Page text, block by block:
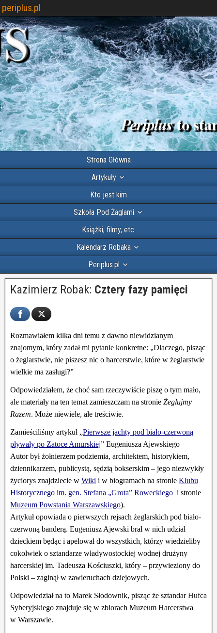
periplus.pl
Strona Główna
Artykuły
Kto jest kim
Szkoła Pod Żaglami
Książki, filmy, etc.
Kalendarz Robaka
Periplus.pl
Kazimierz Robak: Cztery fazy pamięci
Rozmawiałem kilka dni temu z dawno niewidzianym
znajomym, który zadał mi pytanie konkretne: „Dlaczego, pisząc
o żeglarstwie, nie piszesz nic o harcerstwie, które w żeglarstwie
wielkie ma zasługi?”
Odpowiedziałem, że choć sam rzeczywiście piszę o tym mało,
ale materiały na ten temat zamieszczam na stronie Żeglujmy
Razem. Może niewiele, ale treściwie.
Zamieściliśmy artykuł „Pierwsze jachty pod biało-czerwoną
pływały po Zatoce Amurskiej” Eugeniusza Ajewskiego
Autor był żołnierzem podziemia, architektem, historykiem,
dziennikarzem, publicystą, sędzią bokserskim – jego niezwykły
życiorys znajdziecie w Wiki i w biogramach na stronie Klubu
Historycznego im. gen. Stefana „Grota” Roweckiego i stronie
Muzeum Powstania Warszawskiego).
Artykuł opowiada o pierwszych rejsach żeglarskich pod biało-
czerwoną banderą. Eugeniusz Ajewski brał w nich udział
dzieckiem będąc i apelował do wszystkich, którzy wiedzieliby
cokolwiek o sztandarze władywostockiej wodnej drużyny
harcerskiej im. Tadeusza Kościuszki, który – przywieziony do
Polski – zaginął w zawieruchach dziejowych.
Odpowiedział na to Marek Słodownik, pisząc że sztandar Hufca
Syberyjskiego znajduje się w zbiorach Muzeum Harcerstwa
w Warszawie.